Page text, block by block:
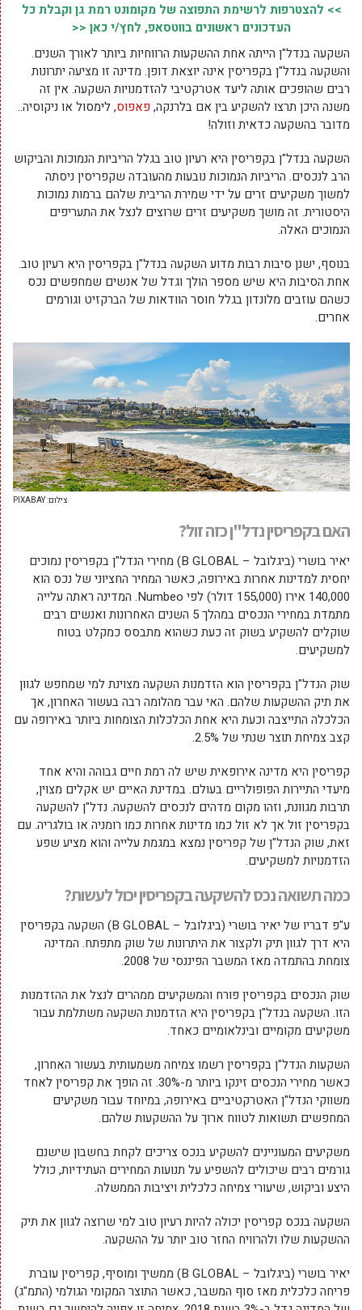
>> להצטרפות לרשימת התפוצה של מקומונט רמת גן וקבלת כל
העדכונים ראשונים בווטסאפ, לחץ/י כאן <<
השקעה בנדל"ן הייתה אחת ההשקעות הרווחיות ביותר לאורך השנים.
והשקעה בנדל"ן בקפריסין אינה יוצאת דופן. מדינה זו מציעה יתרונות
רבים שהופכים אותה ליעד אטרקטיבי להזדמנויות השקעה. אין זה
משנה היכן תרצו להשקיע בין אם בלרנקה, פאפוס, לימסול או ניקוסיה..
מדובר בהשקעה כדאית וזולה!
השקעה בנדל"ן בקפריסין היא רעיון טוב בגלל הריביות הנמוכות והביקוש
הרב לנכסים. הריביות הנמוכות נובעות מהעובדה שקפריסין ניסתה
למשוך משקיעים זרים על ידי שמירת הריבית שלהם ברמות נמוכות
היסטורית. זה מושך משקיעים זרים שרוצים לנצל את התעריפים
הנמוכים האלה.
בנוסף, ישנן סיבות רבות מדוע השקעה בנדל"ן בקפריסין היא רעיון טוב.
אחת הסיבות היא שיש מספר הולך וגדל של אנשים שמחפשים נכס
כשהם עוזבים מלונדון בגלל חוסר הוודאות של הברקזיט וגורמים
אחרים.
צילום: PIXABAY
האם בקפריסין נדל"ן כזה זול?
יאיר בושרי (ביגלובל – B GLOBAL) מחירי הנדל"ן בקפריסין נמוכים
יחסית למדינות אחרות באירופה, כאשר המחיר החציוני של נכס הוא
140,000 אירו (155,000 דולר) לפי Numbeo. המדינה ראתה עלייה
מתמדת במחירי הנכסים במהלך 5 השנים האחרונות ואנשים רבים
שוקלים להשקיע בשוק זה כעת כשהוא מתבסס כמקלט בטוח
למשקיעים.
שוק הנדל"ן בקפריסין הוא הזדמנות השקעה מצוינת למי שמחפש לגוון
את תיק ההשקעות שלהם. האי עבר מהלומה רבה בעשור האחרון, אך
הכלכלה התייצבה וכעת היא אחת הכלכלות הצומחות ביותר באירופה עם
קצב צמיחת תוצר שנתי של 2.5%.
קפריסין היא מדינה אירופאית שיש לה רמת חיים גבוהה והיא אחד
מיעדי התיירות הפופולריים בעולם. במדינת האיים יש אקלים מצוין,
תרבות מגוונת, וזהו מקום מדהים לנכסים להשקעה. נדל"ן להשקעה
בקפריסין זול אך לא זול כמו מדינות אחרות כמו רומניה או בולגריה. עם
זאת, שוק הנדל"ן של קפריסין נמצא במגמת עלייה והוא מציע שפע
הזדמנויות למשקיעים.
כמה תשואה נכס להשקעה בקפריסין יכול לעשות?
ע"פ דבריו של יאיר בושרי (ביגלובל – B GLOBAL) השקעה בקפריסין
היא דרך לגוון תיק ולקצור את היתרונות של שוק מתפתח. המדינה
צומחת בהתמדה מאז המשבר הפיננסי של 2008.
שוק הנכסים בקפריסין פורח והמשקיעים ממהרים לנצל את ההזדמנות
הזו. השקעה בנדל"ן בקפריסין היא הזדמנות השקעה משתלמת עבור
משקיעים מקומיים ובינלאומיים כאחד.
השקעות הנדל"ן בקפריסין רשמו צמיחה משמעותית בעשור האחרון,
כאשר מחירי הנכסים זינקו ביותר מ-30%. זה הופך את קפריסין לאחד
משווקי הנדל"ן האטרקטיביים באירופה, במיוחד עבור משקיעים
המחפשים תשואות לטווח ארוך על ההשקעות שלהם.
משקיעים המעוניינים להשקיע בנכס צריכים לקחת בחשבון שישנם
גורמים רבים שיכולים להשפיע על תנועות המחירים העתידיות, כולל
היצע וביקוש, שיעורי צמיחה כלכלית ויציבות הממשלה.
השקעה בנכס קפריסין יכולה להיות רעיון טוב למי שרוצה לגוון את תיק
ההשקעות שלו ולהרוויח החזר טוב יותר על ההשקעה.
יאיר בושרי (ביגלובל – B GLOBAL) ממשיך ומוסיף, קפריסין עוברת
פריחה כלכלית מאז סוף המשבר, כאשר התוצר המקומי הגולמי (התמ"ג)